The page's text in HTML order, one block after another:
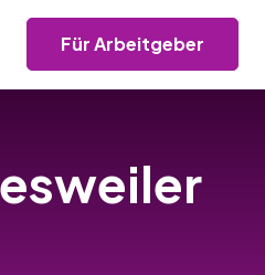
Für Arbeitgeber